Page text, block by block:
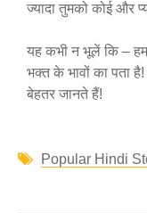
ज्यादा तुमको कोई और
यह कभी न भूलें कि –
भक्त के भावों का पता
बेहतर जानते हैं!
Popular Hindi